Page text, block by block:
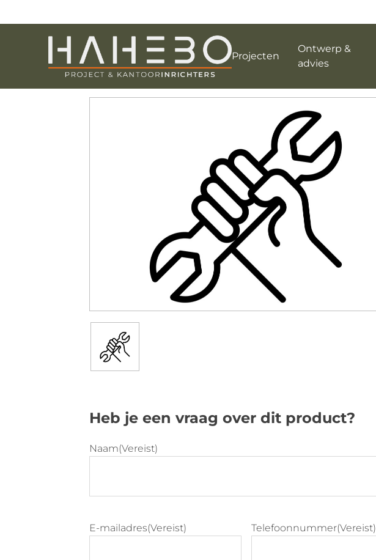
Projecten
Ontwerp &
advies
Heb je een vraag over dit product?
Naam(Vereist)
E-mailadres(Vereist) Telefoonnummer(Vereist)